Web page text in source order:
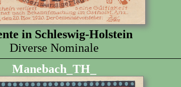
in Schleswig-Holstein
Diverse Nominale
Manebach_TH_